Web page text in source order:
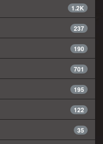
1.2K
237
190
701
195
122
35